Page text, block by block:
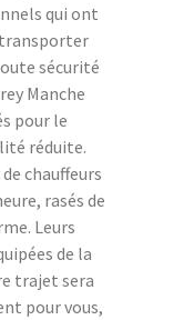
qui ont
sécurité
Manche
pour le
réduite.
chauffeurs
rasés de
Leurs
de la
trajet sera
pour vous,